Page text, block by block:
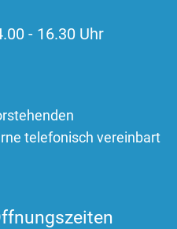
- 16.30 Uhr
telefonisch vereinbart